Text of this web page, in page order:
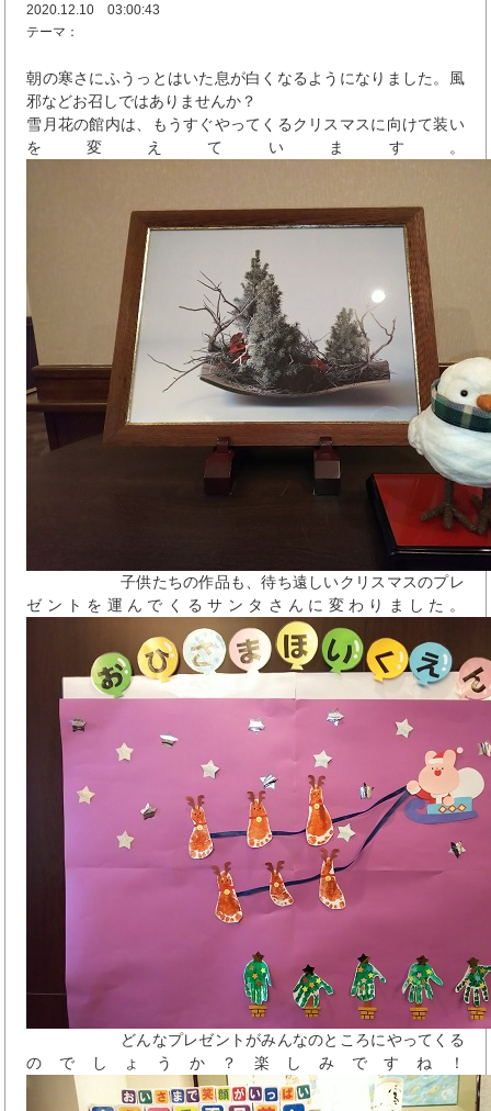
2020.12.10 03:00:43
テーマ：
朝の寒さにふうっとはいた息が白くなるようになりました。風
邪などお召しではありませんか？
雪月花の館内は、もうすぐやってくるクリスマスに向けて装い
を変えています。
子供たちの作品も、待ち遠しいクリスマスのプレ
ゼントを運んでくるサンタさんに変わりました。
どんなプレゼントがみんなのところにやってくる
のでしょうか？楽しみですね！